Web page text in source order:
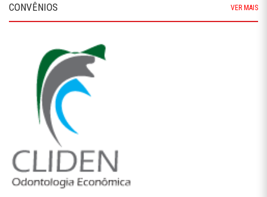
CONVÊNIOS VER MAIS